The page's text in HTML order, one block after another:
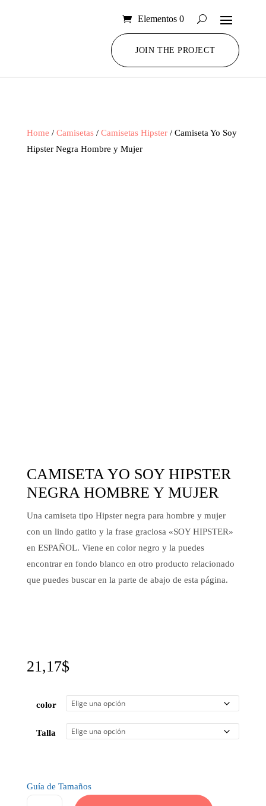
Elementos 0
JOIN THE PROJECT
Home / Camisetas/ Camisetas Hipster/ Camiseta Yo Soy
Hipster Negra Hombre y Mujer
CAMISETA YO SOY HIPSTER
NEGRA HOMBRE Y MUJER
Una camiseta tipo Hipster negra para hombre y mujer
con un lindo gatito y la frase graciosa «SOY HIPSTER»
en ESPAÑOL. Viene en color negro y la puedes
encontrar en fondo blanco en otro producto relacionado
que puedes buscar en la parte de abajo de esta página.
21,17$
color
Talla
Guía de Tamaños